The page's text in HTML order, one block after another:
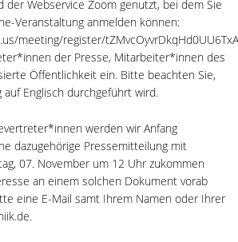
der Webservice Zoom genutzt, bei dem Sie
Veranstaltung anmelden können:
meeting/register/
der Presse, Mitarbeiter*innen des
Öffentlichkeit ein. Bitte beachten Sie,
Englisch durchgeführt wird.
werden wir Anfang
dazugehörige Pressemitteilung mit
07. November um 12 Uhr zukommen
an einem solchen Dokument vorab
eine E-Mail samt Ihrem Namen oder Ihrer